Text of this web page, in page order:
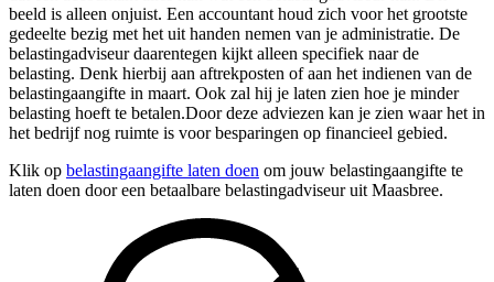
beeld is alleen onjuist. Een accountant houd zich voor het grootste
gedeelte bezig met het uit handen nemen van je administratie. De
belastingadviseur daarentegen kijkt alleen specifiek naar de
belasting. Denk hierbij aan aftrekposten of aan het indienen van de
belastingaangifte in maart. Ook zal hij je laten zien hoe je minder
belasting hoeft te betalen.Door deze adviezen kan je zien waar het in
het bedrijf nog ruimte is voor besparingen op financieel gebied.
Klik op belastingaangifte laten doen om jouw belastingaangifte te
laten doen door een betaalbare belastingadviseur uit Maasbree.